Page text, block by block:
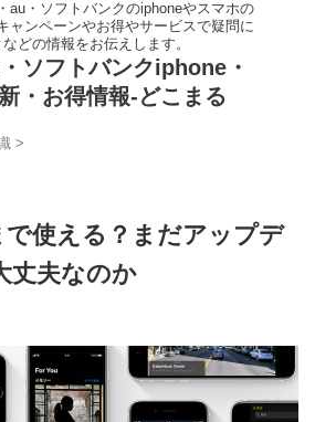
au・ソフトバンクのiphoneやスマホの
ャンペーンやお得やサービスで疑問に
どの情報をお伝えします。
ソフトバンクiphone・
・お得情報-どこまる
>
使える？まだアップデ
丈夫なのか